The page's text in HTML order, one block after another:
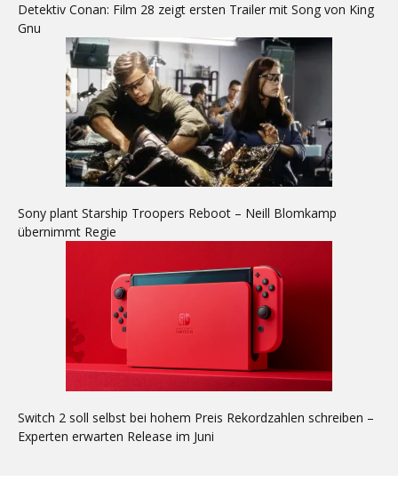
Detektiv Conan: Film 28 zeigt ersten Trailer mit Song von King
Gnu
Sony plant Starship Troopers Reboot – Neill Blomkamp
übernimmt Regie
Switch 2 soll selbst bei hohem Preis Rekordzahlen schreiben –
Experten erwarten Release im Juni